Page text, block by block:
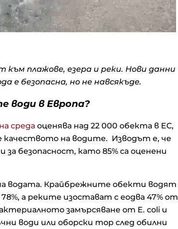
плажове, езера и реки. Нови данни
е безопасна, но не навсякъде.
води в Европа?
среда оценява над 22 000 обекта в ЕС,
качеството на водите. Изводът е, че
безопасност, като 85% са оценени
водата. Крайбрежните обекти водят
а реките изостават с eoдва 47% от
замърсяване от E. coli и
води или оборски тор след обилни